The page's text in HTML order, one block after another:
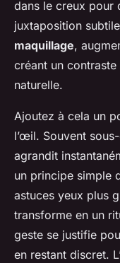
dans le creux pour
juxtaposition
maquillage,
créant un
naturelle.
Ajoutez à cela un
l’œil. Souvent
agrandit
un principe simple
astuces yeux plus
transforme en un
geste se justifie
en restant discret.